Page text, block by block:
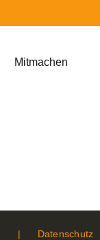
Mitmachen
Datenschutz